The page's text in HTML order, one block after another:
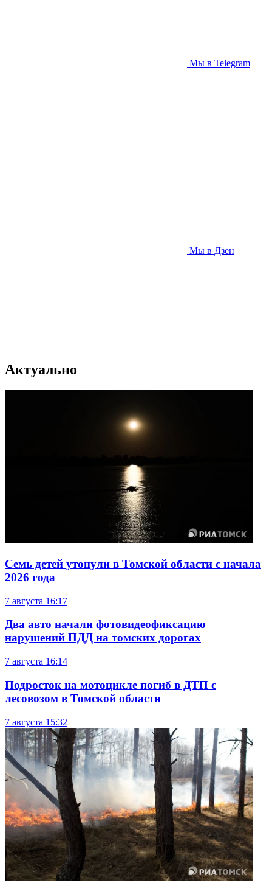
Мы в Telegram
Мы в Дзен
Актуально
Семь детей утонули в Томской области с начала
2026 года
7 августа 16:17
Два авто начали фотовидеофиксацию
нарушений ПДД на томских дорогах
7 августа 16:14
Подросток на мотоцикле погиб в ДТП с
лесовозом в Томской области
7 августа 15:32